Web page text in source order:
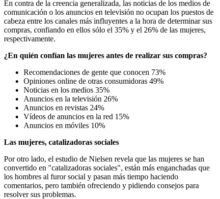
En contra de la creencia generalizada, las noticias de los medios de
comunicación o los anuncios en televisión no ocupan los puestos de
cabeza entre los canales más influyentes a la hora de determinar sus
compras, confiando en ellos sólo el 35% y el 26% de las mujeres,
respectivamente.
¿En quién confían las mujeres antes de realizar sus compras?
Recomendaciones de gente que conocen 73%
Opiniones online de otras consumidoras 49%
Noticias en los medios 35%
Anuncios en la televisión 26%
Anuncios en revistas 24%
Vídeos de anuncios en la red 15%
Anuncios en móviles 10%
Las mujeres, catalizadoras sociales
Por otro lado, el estudio de Nielsen revela que las mujeres se han
convertido en "catalizadoras sociales", están más enganchadas que
los hombres al furor social y pasan más tiempo haciendo
comentarios, pero también ofreciendo y pidiendo consejos para
resolver sus problemas.